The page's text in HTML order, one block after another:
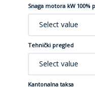
Snaga motora kW 100%
Select value
Tehnički pregled
Select value
Kantonalna taksa